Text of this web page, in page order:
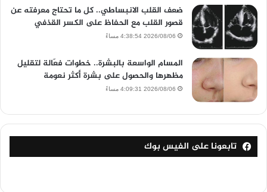
ضعف القلب الانبساطي.. كل ما تحتاج معرفته عن
قصور القلب مع الحفاظ على الكسر القذفي
2026/08/06 4:38:54 مساءً
المسام الواسعة بالبشرة.. خطوات فعّالة لتقليل
مظهرها والحصول على بشرة أكثر نعومة
2026/08/06 4:09:31 مساءً
تابعونا على الفيس بوك